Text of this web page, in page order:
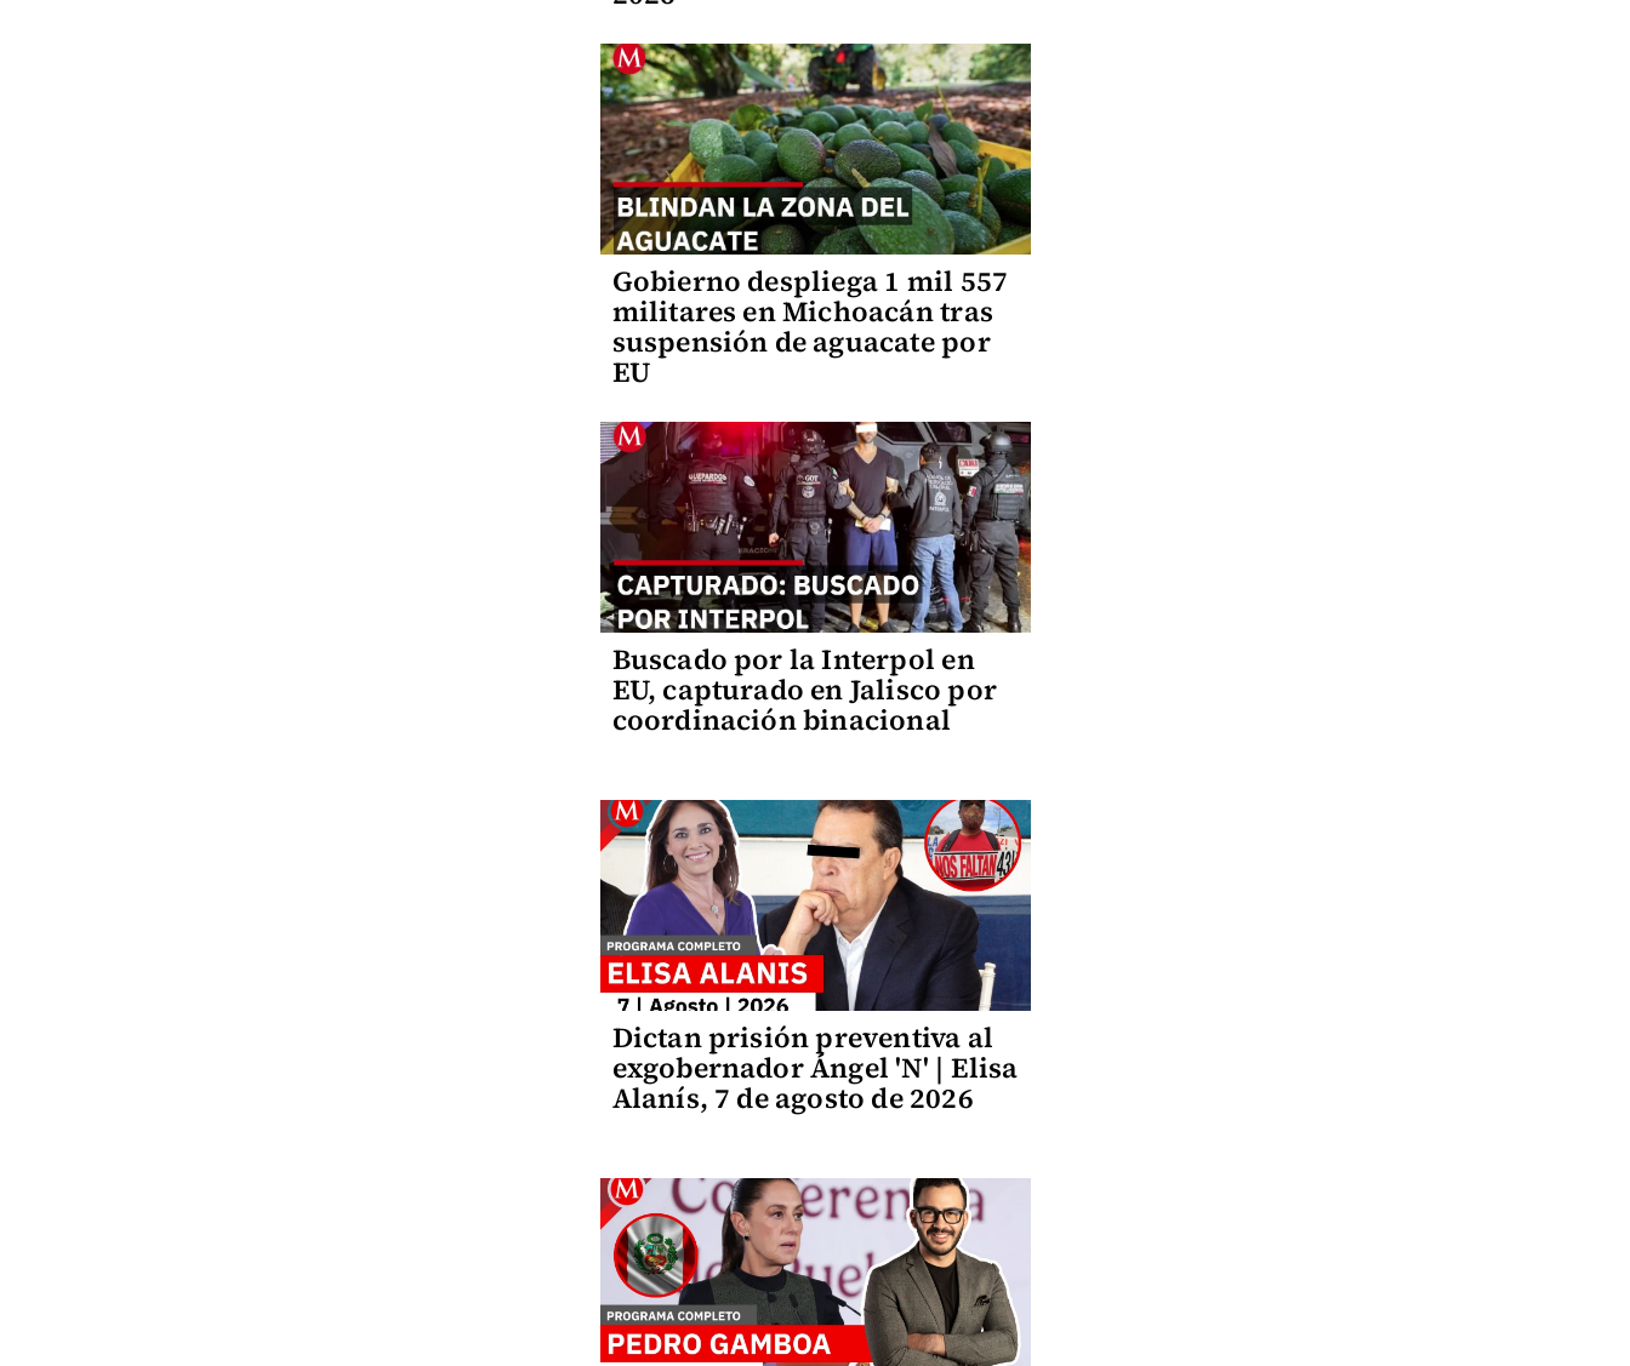
Gobierno despliega 1 mil 557
militares en Michoacán tras
suspensión de aguacate por
EU
Buscado por la Interpol en
EU, capturado en Jalisco por
coordinación binacional
Dictan prisión preventiva al
exgobernador Ángel 'N' | Elisa
Alanís, 7 de agosto de 2026